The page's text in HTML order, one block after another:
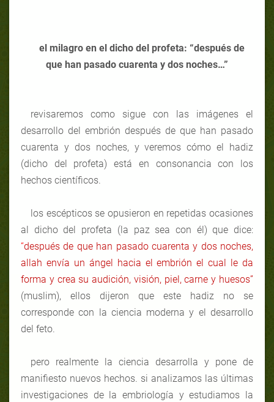
el milagro en el dicho del profeta: “después de
que han pasado cuarenta y dos noches…”
revisaremos como sigue con las imágenes el
desarrollo del embrión después de que han pasado
cuarenta y dos noches, y veremos cómo el hadiz
(dicho del profeta) está en consonancia con los
hechos científicos.
los escépticos se opusieron en repetidas ocasiones
al dicho del profeta (la paz sea con él) que dice:
“después de que han pasado cuarenta y dos noches,
allah envía un ángel hacia el embrión el cual le da
forma y crea su audición, visión, piel, carne y huesos”
(muslim),
ellos dijeron que este hadiz no se
corresponde con la ciencia moderna y el desarrollo
del feto.
pero realmente la ciencia desarrolla y pone de
manifiesto nuevos hechos. si analizamos las últimas
investigaciones de la embriología y estudiamos la